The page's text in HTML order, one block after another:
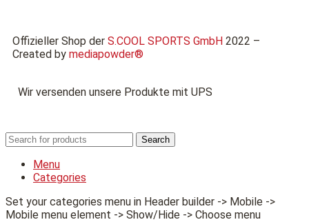
Offizieller Shop der S.COOL SPORTS GmbH 2022 –
Created by mediapowder®
Wir versenden unsere Produkte mit UPS
Search
Menu
Categories
Set your categories menu in Header builder -> Mobile ->
Mobile menu element -> Show/Hide -> Choose menu